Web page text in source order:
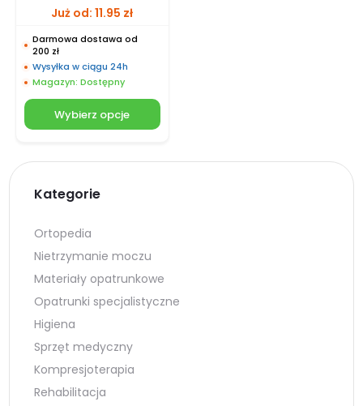
Już od:11.95 zł
Darmowa dostawa od
200 zł
Wysyłka w ciągu 24h
Magazyn: Dostępny
Wybierz opcje
Kategorie
Ortopedia
Nietrzymanie moczu
Materiały opatrunkowe
Opatrunki specjalistyczne
Higiena
Sprzęt medyczny
Kompresjoterapia
Rehabilitacja